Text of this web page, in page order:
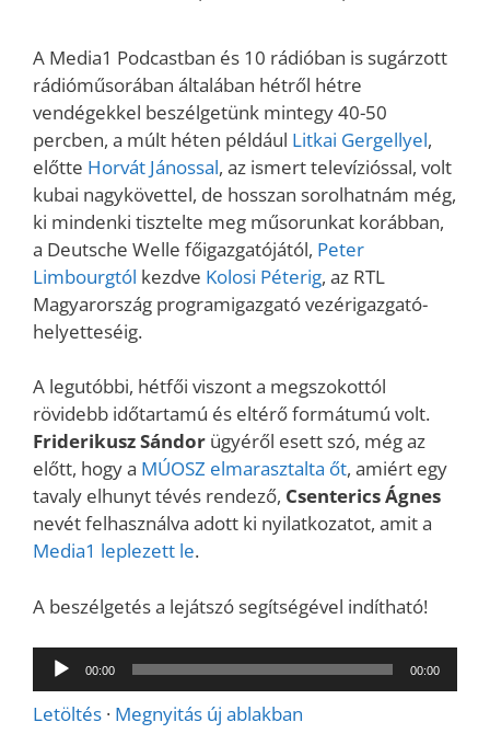
A Media1 Podcastban és 10 rádióban is sugárzott
rádióműsorában általában hétről hétre
vendégekkel beszélgetünk mintegy 40-50
percben, a múlt héten például Litkai Gergellyel,
előtte Horvát Jánossal, az ismert televízióssal, volt
kubai nagykövettel, de hosszan sorolhatnám még,
ki mindenki tisztelte meg műsorunkat korábban,
a Deutsche Welle főigazgatójától, Peter
Limbourgtól kezdve Kolosi Péterig, az RTL
Magyarország programigazgató vezérigazgató-
helyetteséig.
A legutóbbi, hétfői viszont a megszokottól
rövidebb időtartamú és eltérő formátumú volt.
Friderikusz Sándor ügyéről esett szó, még az
előtt, hogy a MÚOSZ elmarasztalta őt, amiért egy
tavaly elhunyt tévés rendező, Csenterics Ágnes
nevét felhasználva adott ki nyilatkozatot, amit a
Media1 leplezett le.
A beszélgetés a lejátszó segítségével indítható!
Audió
lejátszó
00:00 00:00
Letöltés · Megnyitás új ablakban